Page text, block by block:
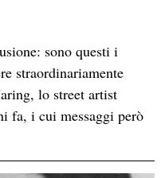
sono questi i
straordinariamente
lo street artist
fa, i cui messaggi però